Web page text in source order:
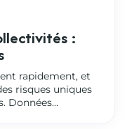
:
rapidement, et
risques uniques
Données...